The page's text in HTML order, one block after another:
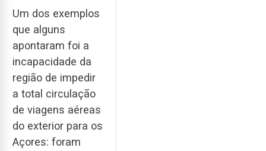
Um dos exemplos
que alguns
apontaram foi a
incapacidade da
região de impedir
a total circulação
de viagens aéreas
do exterior para os
Açores: foram